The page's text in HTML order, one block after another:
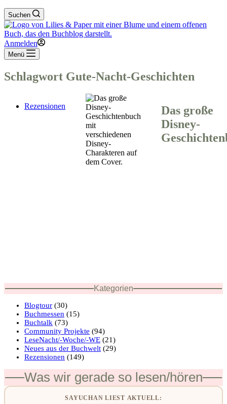
Suchen
Anmelden
Menü
Schlagwort Gute-Nacht-Geschichten
Rezensionen
Das große
Disney-
Kategorien
Blogtour (30)
Buchmessen (15)
Buchtalk (73)
Community Projekte (94)
LeseNacht/-Woche/-WE (21)
Neues aus der Buchwelt (29)
Rezensionen (149)
Was wir gerade so lesen/hören
SAYUCHAN LIEST AKTUELL: